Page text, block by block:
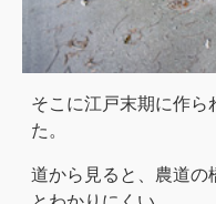
そこに江戸末期に作ら
た。
道から見ると、農道の